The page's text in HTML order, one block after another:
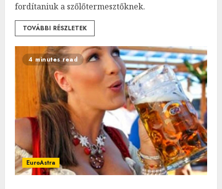
fordítaniuk a szőlőtermesztőknek.
TOVÁBBI RÉSZLETEK
4 minutes read
EuroAstra